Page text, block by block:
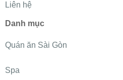
Liên hệ
Danh mục
Quán ăn Sài Gòn
Spa